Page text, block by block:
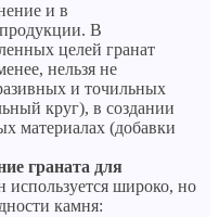
и в
В
целей гранат
нельзя не
и точильных
круг), в создании
материалах (добавки
граната для
используется широко, но
камня: